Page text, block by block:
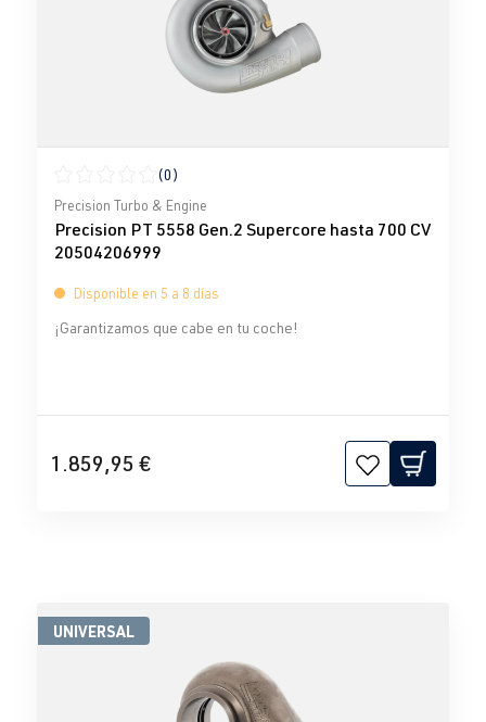
Calificación promedio de 0 de 5 estrellas
(0)
Precision Turbo & Engine
Precision PT 5558 Gen.2 Supercore hasta 700 CV
20504206999
Disponible en 5 a 8 días
¡Garantizamos que cabe en tu coche!
1.859,95 €
UNIVERSAL